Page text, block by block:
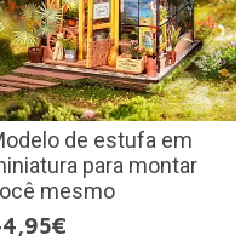
de estufa em
para montar
mesmo